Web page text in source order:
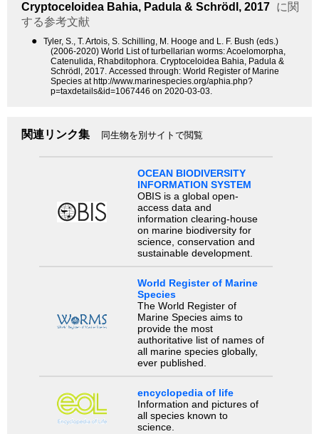
Cryptoceloidea Bahia, Padula & Schrödl, 2017 に関
する参考文献
●
Tyler, S., T. Artois, S. Schilling, M. Hooge and L. F. Bush (eds.)
(2006-2020) World List of turbellarian worms: Acoelomorpha,
Catenulida, Rhabditophora. Cryptoceloidea Bahia, Padula &
Schrödl, 2017. Accessed through: World Register of Marine
Species at http://www.marinespecies.org/aphia.php?
p=taxdetails&id=1067446 on 2020-03-03.
関連リンク集 同生物を別サイトで閲覧
OCEAN BIODIVERSITY
INFORMATION SYSTEM
OBIS is a global open-
access data and
information clearing-house
on marine biodiversity for
science, conservation and
sustainable development.
World Register of Marine
Species
The World Register of
Marine Species aims to
provide the most
authoritative list of names of
all marine species globally,
ever published.
encyclopedia of life
Information and pictures of
all species known to
science.